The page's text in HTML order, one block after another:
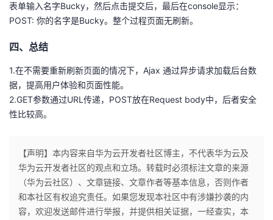
表单输入名字Bucky，然后点击提交后，最后在console显示：
POST: 你的名字是Bucky。整个过程页面无刷新。
四、总结
1.在不需要重新刷新页面的情况下，Ajax 通过异步请求加载后台数
据，提高用户体验和页面性能。
2.GET参数通过URL传递，POST放在Request body中，后者安全
性比较高。
【声明】本内容来自华为云开发者社区博主，不代表华为云及
华为云开发者社区的观点和立场。转载时必须标注文章的来源
（华为云社区）、文章链接、文章作者等基本信息，否则作者
和本社区有权追究责任。如果您发现本社区中有涉嫌抄袭的内
容，欢迎发送邮件进行举报，并提供相关证据，一经查实，本